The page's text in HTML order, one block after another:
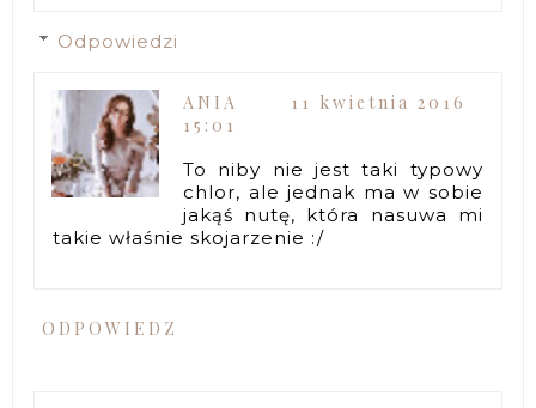
Odpowiedzi
ANIA
11 kwietnia 2016
15:01
To niby nie jest taki typowy
chlor, ale jednak ma w sobie
jakąś nutę, która nasuwa mi
takie właśnie skojarzenie :/
ODPOWIEDZ